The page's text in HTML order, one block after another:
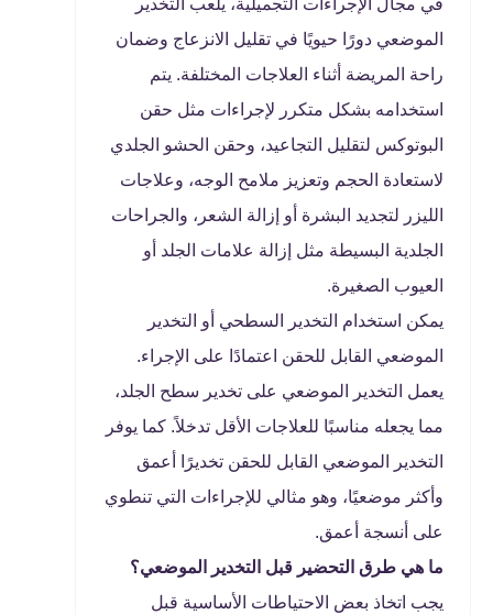
في مجال الإجراءات التجميلية، يلعب التخدير
الموضعي دورًا حيويًا في تقليل الانزعاج وضمان
راحة المريضة أثناء العلاجات المختلفة. يتم
استخدامه بشكل متكرر لإجراءات مثل حقن
البوتوكس لتقليل التجاعيد، وحقن الحشو الجلدي
لاستعادة الحجم وتعزيز ملامح الوجه، وعلاجات
الليزر لتجديد البشرة أو إزالة الشعر، والجراحات
الجلدية البسيطة مثل إزالة علامات الجلد أو
العيوب الصغيرة.
يمكن استخدام التخدير السطحي أو التخدير
الموضعي القابل للحقن اعتمادًا على الإجراء.
يعمل التخدير الموضعي على تخدير سطح الجلد،
مما يجعله مناسبًا للعلاجات الأقل تدخلاً. كما يوفر
التخدير الموضعي القابل للحقن تخديرًا أعمق
وأكثر موضعيًا، وهو مثالي للإجراءات التي تنطوي
على أنسجة أعمق.
ما هي طرق التحضير قبل التخدير الموضعي؟
يجب اتخاذ بعض الاحتياطات الأساسية قبل